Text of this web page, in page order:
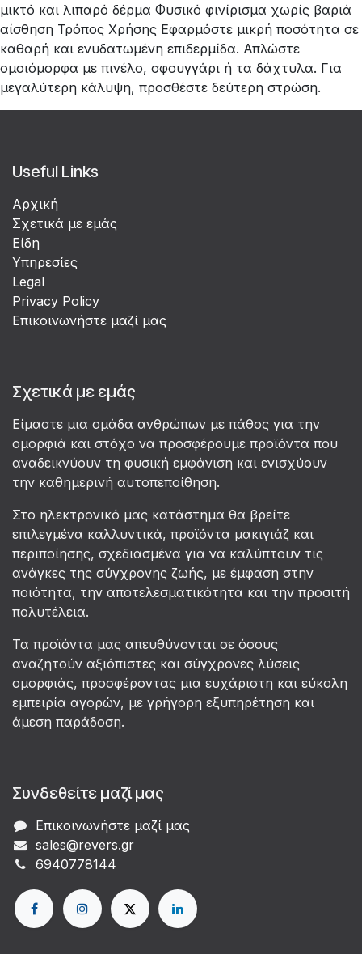
μικτό και λιπαρό δέρμα Φυσικό φινίρισμα χωρίς βαριά
αίσθηση Τρόπος Χρήσης Εφαρμόστε μικρή ποσότητα σε
καθαρή και ενυδατωμένη επιδερμίδα. Απλώστε
ομοιόμορφα με πινέλο, σφουγγάρι ή τα δάχτυλα. Για
μεγαλύτερη κάλυψη, προσθέστε δεύτερη στρώση.
Useful Links
Αρχική
Σχετικά με εμάς
Είδη
Υπηρεσίες
Legal
Privacy Policy
Επικοινωνήστε μαζί μας
Σχετικά με εμάς
Είμαστε μια ομάδα ανθρώπων με πάθος για την
ομορφιά και στόχο να προσφέρουμε προϊόντα που
αναδεικνύουν τη φυσική εμφάνιση και ενισχύουν
την καθημερινή αυτοπεποίθηση.
Στο ηλεκτρονικό μας κατάστημα θα βρείτε
επιλεγμένα καλλυντικά, προϊόντα μακιγιάζ και
περιποίησης, σχεδιασμένα για να καλύπτουν τις
ανάγκες της σύγχρονης ζωής, με έμφαση στην
ποιότητα, την αποτελεσματικότητα και την προσιτή
πολυτέλεια.
Τα προϊόντα μας απευθύνονται σε όσους
αναζητούν αξιόπιστες και σύγχρονες λύσεις
ομορφιάς, προσφέροντας μια ευχάριστη και εύκολη
εμπειρία αγορών, με γρήγορη εξυπηρέτηση και
άμεση παράδοση.
Συνδεθείτε μαζί μας
Επικοινωνήστε μαζί μας
sales@revers.gr
6940778144